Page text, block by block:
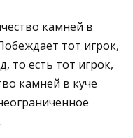
камней в
тот игрок,
то есть тот игрок,
камней в куче